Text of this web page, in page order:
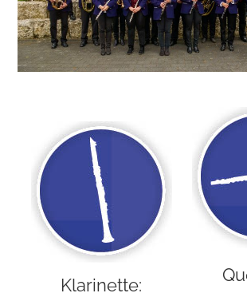
Klarinette: